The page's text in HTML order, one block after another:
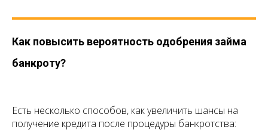
Как повысить вероятность одобрения займа
банкроту?
Есть несколько способов, как увеличить шансы на
получение кредита после процедуры банкротства: